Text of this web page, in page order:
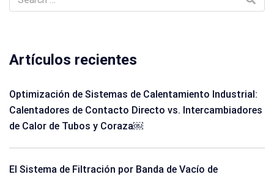
Artículos recientes
Optimización de Sistemas de Calentamiento Industrial:
Calentadores de Contacto Directo vs. Intercambiadores
de Calor de Tubos y Coraza￼
El Sistema de Filtración por Banda de Vacío de